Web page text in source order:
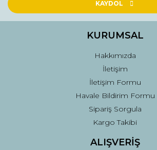
Ürün açıklamasında eksik bilgiler bulunuyor.
Ürün fiyatı diğer sitelerden daha pahalı.
Gönder
KAYDOL
KURUMSAL
Hakkımızda
İletişim
İletişim Formu
Havale Bildirim Formu
Sipariş Sorgula
Kargo Takibi
ALIŞVERİŞ